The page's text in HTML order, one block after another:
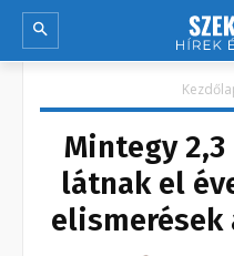
Mintegy
látnak el
elismerések